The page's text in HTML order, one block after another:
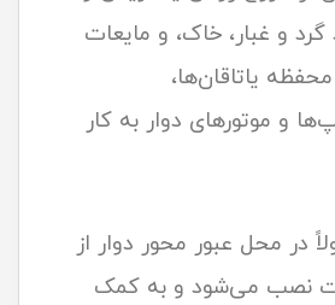
گرد و غبار، خاک، و مایعات
یاتاقان‌ها،
و موتورهای دوار به کار
در محل عبور محور دوار از
نصب می‌شود و به کمک